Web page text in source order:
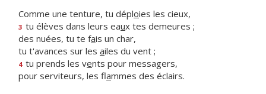
Comme une tenture, tu déploies les cieux,
3 tu élèves dans leurs eaux tes demeures ;
des nuées, tu te fais un char,
tu t'avances sur les ailes du vent ;
4 tu prends les vents pour messagers,
pour serviteurs, les flammes des éclairs.